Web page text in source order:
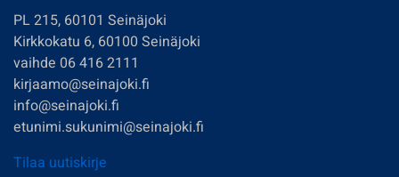
PL 215, 60101 Seinäjoki
Kirkkokatu 6, 60100 Seinäjoki
vaihde 06 416 2111
kirjaamo@seinajoki.fi
info@seinajoki.fi
etunimi.sukunimi@seinajoki.fi
Tilaa uutiskirje